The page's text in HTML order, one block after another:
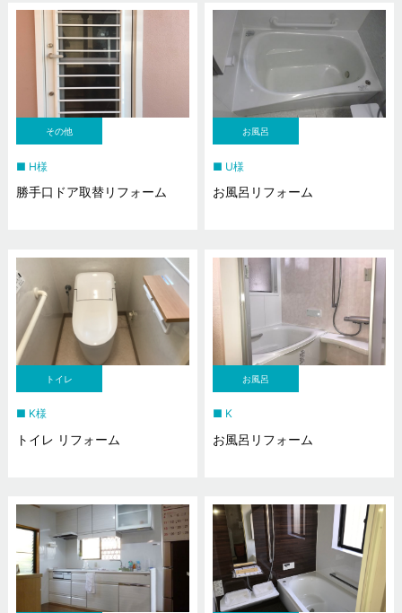
その他
H様
勝手口ドア取替リフォーム
お風呂
U様
お風呂リフォーム
トイレ
K様
トイレ リフォーム
お風呂
K
お風呂リフォーム